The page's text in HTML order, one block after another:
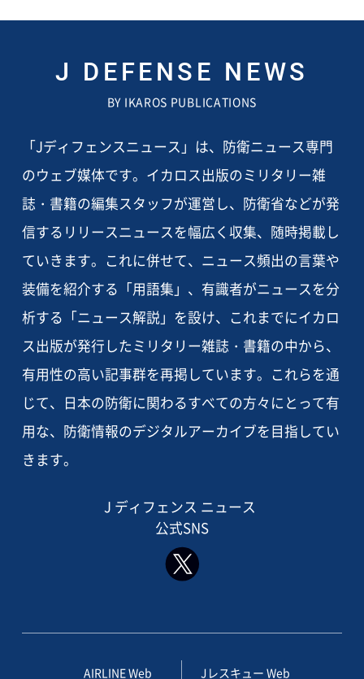
J DEFENSE NEWS
BY IKAROS PUBLICATIONS
「Jディフェンスニュース」は、防衛ニュース専門
のウェブ媒体です。イカロス出版のミリタリー雑
誌・書籍の編集スタッフが運営し、防衛省などが発
信するリリースニュースを幅広く収集、随時掲載し
ていきます。これに併せて、ニュース頻出の言葉や
装備を紹介する「用語集」、有識者がニュースを分
析する「ニュース解説」を設け、これまでにイカロ
ス出版が発行したミリタリー雑誌・書籍の中から、
有用性の高い記事群を再掲しています。これらを通
じて、日本の防衛に関わるすべての方々にとって有
用な、防衛情報のデジタルアーカイブを目指してい
きます。
J ディフェンス ニュース
公式SNS
AIRLINE Web Jレスキュー Web